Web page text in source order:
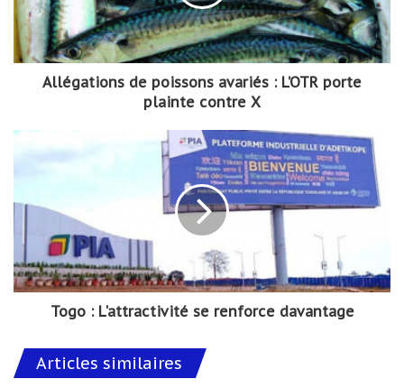
Allégations de poissons avariés : L’OTR porte
plainte contre X
Togo : L'attractivité se renforce davantage
Articles similaires